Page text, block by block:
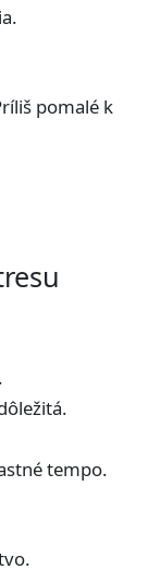
pomalé k
tempo.